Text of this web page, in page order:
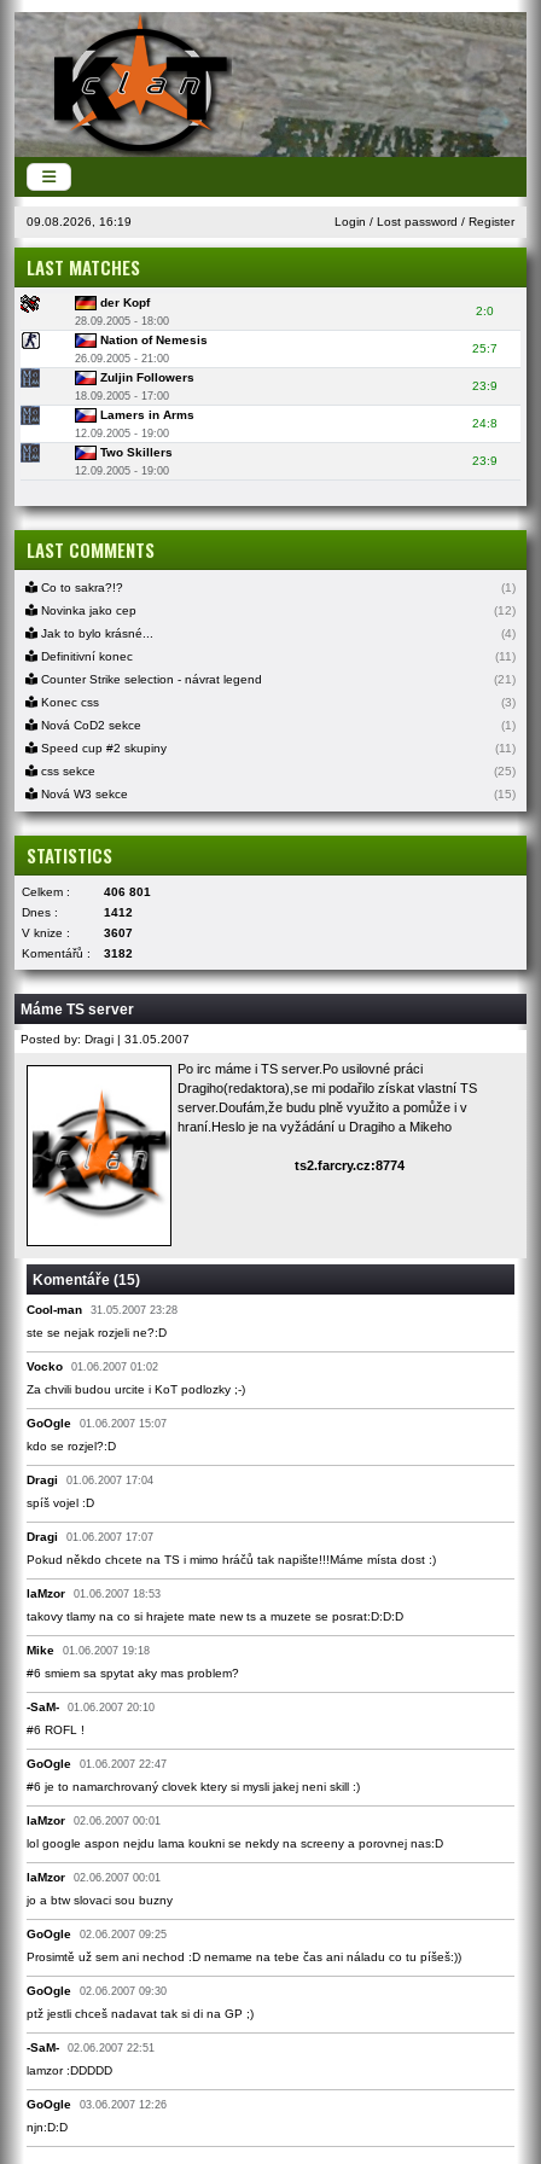
09.08.2026, 16:19 Login / Lost password / Register
LAST MATCHES
der Kopf
28.09.2005 - 18:00
2:0
Nation of Nemesis
26.09.2005 - 21:00
25:7
Zuljin Followers
18.09.2005 - 17:00
23:9
Lamers in Arms
12.09.2005 - 19:00
24:8
Two Skillers
12.09.2005 - 19:00
23:9
LAST COMMENTS
Co to sakra?!?
(1)
Novinka jako cep
(12)
Jak to bylo krásné...
(4)
Definitivní konec
(11)
Counter Strike selection - návrat legend
(21)
Konec css
(3)
Nová CoD2 sekce
(1)
Speed cup #2 skupiny
(11)
css sekce
(25)
Nová W3 sekce
(15)
STATISTICS
Celkem :
406 801
Dnes :
1412
V knize :
3607
Komentářů :
3182
Máme TS server
Posted by: Dragi | 31.05.2007
Po irc máme i TS server.Po usilovné práci
Dragiho(redaktora),se mi podařilo získat vlastní TS
server.Doufám,že budu plně využito a pomůže i v
hraní.Heslo je na vyžádání u Dragiho a Mikeho
ts2.farcry.cz:8774
Komentáře (15)
Cool-man 31.05.2007 23:28
ste se nejak rozjeli ne?:D
Vocko 01.06.2007 01:02
Za chvili budou urcite i KoT podlozky ;-)
GoOgle 01.06.2007 15:07
kdo se rozjel?:D
Dragi 01.06.2007 17:04
spíš vojel :D
Dragi 01.06.2007 17:07
Pokud někdo chcete na TS i mimo hráčů tak napište!!!Máme místa dost :)
laMzor 01.06.2007 18:53
takovy tlamy na co si hrajete mate new ts a muzete se posrat:D:D:D
Mike 01.06.2007 19:18
#6 smiem sa spytat aky mas problem?
-SaM- 01.06.2007 20:10
#6 ROFL !
GoOgle 01.06.2007 22:47
#6 je to namarchrovaný clovek ktery si mysli jakej neni skill :)
laMzor 02.06.2007 00:01
lol google aspon nejdu lama koukni se nekdy na screeny a porovnej nas:D
laMzor 02.06.2007 00:01
jo a btw slovaci sou buzny
GoOgle 02.06.2007 09:25
Prosimtě už sem ani nechod :D nemame na tebe čas ani náladu co tu píšeš:))
GoOgle 02.06.2007 09:30
ptž jestli chceš nadavat tak si di na GP ;)
-SaM- 02.06.2007 22:51
lamzor :DDDDD
GoOgle 03.06.2007 12:26
njn:D:D